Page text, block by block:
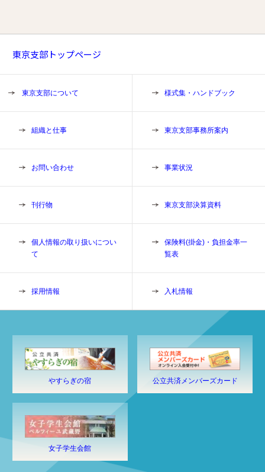
東京支部トップページ
東京支部について 様式集・ハンドブック
組織と仕事 東京支部事務所案内
お問い合わせ 事業状況
刊行物 東京支部決算資料
個人情報の取り扱いについ
て
保険料(掛金)・負担金率一
覧表
採用情報 入札情報
やすらぎの宿 公立共済メンバーズカード
女子学生会館